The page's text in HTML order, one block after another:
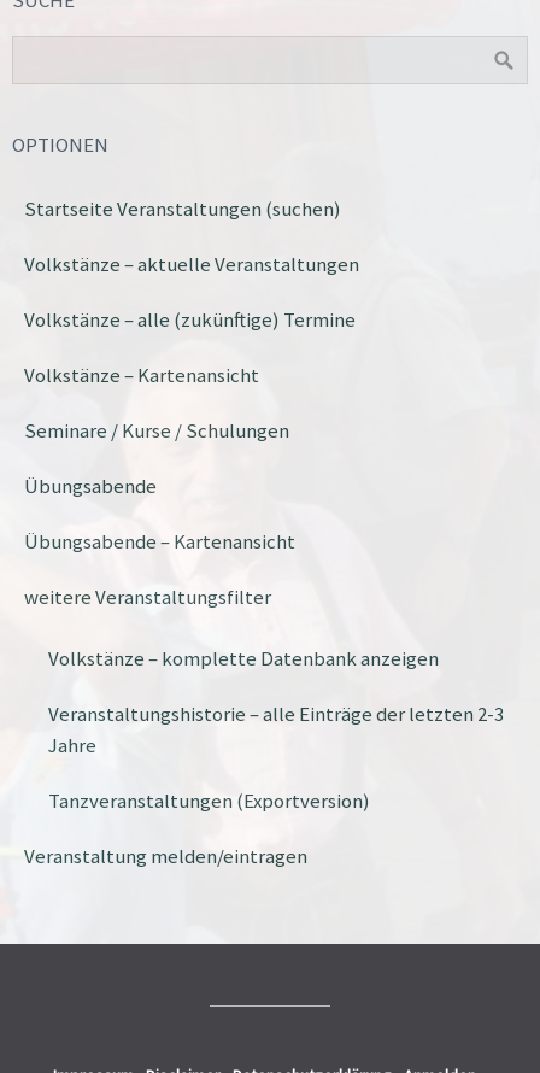
OPTIONEN
Startseite Veranstaltungen (suchen)
Volkstänze – aktuelle Veranstaltungen
Volkstänze – alle (zukünftige) Termine
Volkstänze – Kartenansicht
Seminare / Kurse / Schulungen
Übungsabende
Übungsabende – Kartenansicht
weitere Veranstaltungsfilter
Volkstänze – komplette Datenbank anzeigen
Veranstaltungshistorie – alle Einträge der letzten 2-3
Jahre
Tanzveranstaltungen (Exportversion)
Veranstaltung melden/eintragen